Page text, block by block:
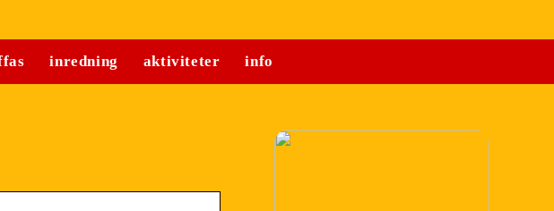
inredning aktiviteter info